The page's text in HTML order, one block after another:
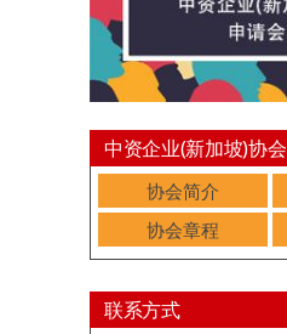
中资企业(新加坡)协会
协会简介
协会章程
联系方式